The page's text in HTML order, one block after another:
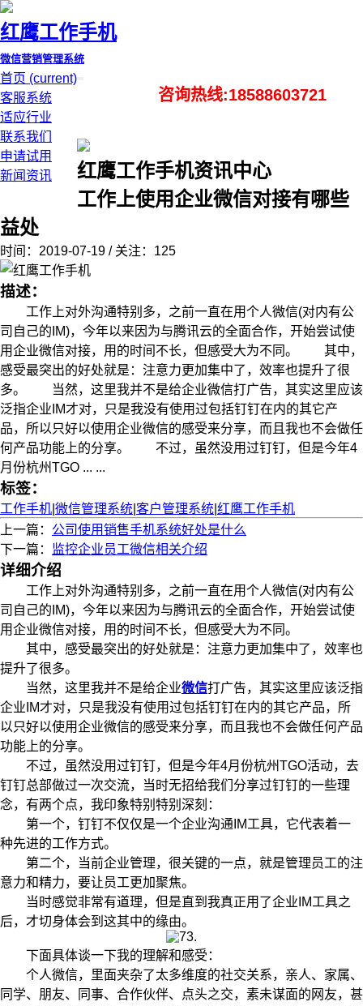
红鹰工作手机
微信营销管理系统
首页 (current)
客服系统
适应行业
联系我们
申请试用
新闻资讯
咨询热线:18588603721
红鹰工作手机资讯中心
工作上使用企业微信对接有哪些
益处
时间：2019-07-19 / 关注：125
描述：
工作上对外沟通特别多，之前一直在用个人微信(对内有公
司自己的IM)，今年以来因为与腾讯云的全面合作，开始尝试使
用企业微信对接，用的时间不长，但感受大为不同。 其中，
感受最突出的好处就是：注意力更加集中了，效率也提升了很
多。 当然，这里我并不是给企业微信打广告，其实这里应该
泛指企业IM才对，只是我没有使用过包括钉钉在内的其它产
品，所以只好以使用企业微信的感受来分享，而且我也不会做任
何产品功能上的分享。 不过，虽然没用过钉钉，但是今年4
月份杭州TGO ... ...
标签：
工作手机 微信管理系统 客户管理系统 红鹰工作手机
上一篇： 公司使用销售手机系统好处是什么
下一篇：
监控企业员工微信相关介绍
详细介绍
工作上对外沟通特别多，之前一直在用个人微信(对内有公
司自己的IM)，今年以来因为与腾讯云的全面合作，开始尝试使
用企业微信对接，用的时间不长，但感受大为不同。
其中，感受最突出的好处就是：注意力更加集中了，效率也
提升了很多。
当然，这里我并不是给企业微信打广告，其实这里应该泛指
企业IM才对，只是我没有使用过包括钉钉在内的其它产品，所
以只好以使用企业微信的感受来分享，而且我也不会做任何产品
功能上的分享。
不过，虽然没用过钉钉，但是今年4月份杭州TGO活动，去
钉钉总部做过一次交流，当时无招给我们分享过钉钉的一些理
念，有两个点，我印象特别特别深刻：
第一个，钉钉不仅仅是一个企业沟通IM工具，它代表着一
种先进的工作方式。
第二个，当前企业管理，很关键的一点，就是管理员工的注
意力和精力，要让员工更加聚焦。
当时感觉非常有道理，但是直到我真正用了企业IM工具之
后，才切身体会到这其中的缘由。
下面具体谈一下我的理解和感受：
个人微信，里面夹杂了太多维度的社交关系，亲人、家属、
同学、朋友、同事、合作伙伴、点头之交，素未谋面的网友，甚